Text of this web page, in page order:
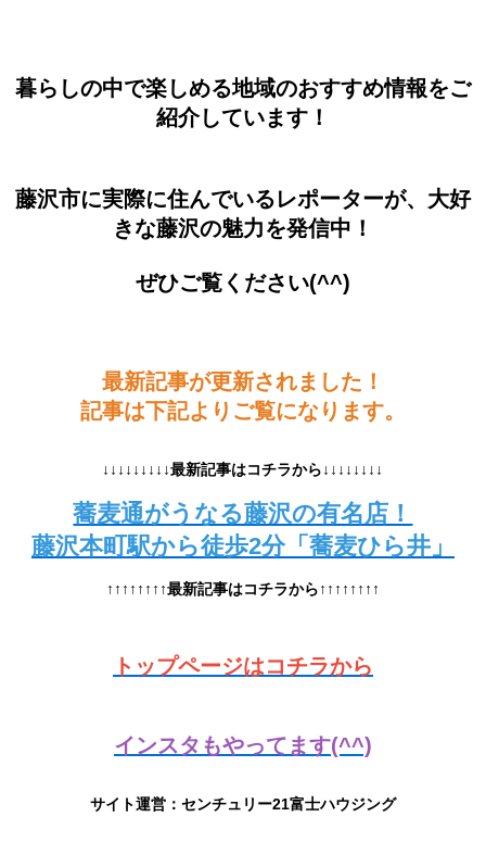
暮らしの中で楽しめる地域のおすすめ情報をご
紹介しています！
藤沢市に実際に住んでいるレポーターが、大好
きな藤沢の魅力を発信中！
ぜひご覧ください(^^)
最新記事が更新されました！
記事は下記よりご覧になります。
↓↓↓↓↓↓↓↓↓最新記事はコチラから↓↓↓↓↓↓↓↓
蕎麦通がうなる藤沢の有名店！
藤沢本町駅から徒歩2分「蕎麦ひら井」
↑↑↑↑↑↑↑↑最新記事はコチラから↑↑↑↑↑↑↑↑
トップページはコチラから
インスタもやってます(^^)
サイト運営：センチュリー21富士ハウジング